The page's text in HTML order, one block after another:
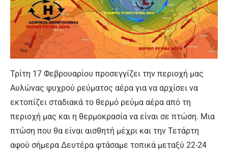
Τρίτη 17 Φεβρουαρίου προσεγγίζει την περιοχή μας
Αυλώνας ψυχρού ρεύματος αέρα για να αρχίσει να
εκτοπίζει σταδιακά το θερμό ρεύμα αέρα από τη
περιοχή μας και η θερμοκρασία να είναι σε πτώση. Μια
πτώση που θα είναι αισθητή μέχρι και την Τετάρτη
αφού σήμερα Δευτέρα φτάσαμε τοπικά μεταξύ 22-24